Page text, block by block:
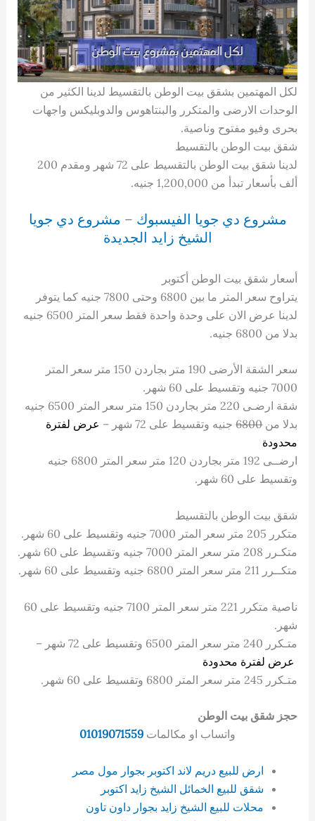
لكل المهتمين بشقق بيت الوطن بالتقسيط لدينا الكثير من
الوحدات الارضى والمتكرر والبنتاهوس والدوبليكس واجهات
بحرى وفيو مفتوح وناصية.
شقق بيت الوطن بالتقسيط
لدينا شقق بيت الوطن بالتقسيط على 72 شهر ومقدم 200
ألف بأسعار تبدأ من 1,200,000 جنيه.
مشروع دي جويا الفيسبوك – مشروع دي جويا
الشيخ زايد الجديدة
أسعار شقق بيت الوطن أكتوبر
يتراوح سعر المتر ما بين 6800 وحتى 7800 جنيه كما يتوفر
لدينا عرض الان على وحدة واحدة فقط سعر المتر 6500 جنيه
بدلا من 6800 جنيه.
سعر الشقة الأرضى 190 متر بجاردن 150 متر سعر المتر
7000 جنيه وتقسيط على 60 شهر.
شقة ارضـى 220 متر بجاردن 150 متر سعر المتر 6500 جنيه
بدلا من6800جنيه وتقسيط على 72 شهر –
عرض لفترة
محدودة
ارضــى 192 متر بجاردن 120 متر سعر المتر 6800 جنيه
وتقسيط على 60 شهر.
شقق بيت الوطن بالتقسيط
متكرر 205 متر سعر المتر 7000 جنيه وتقسيط على 60 شهر.
متكـرر 208 متر سعر المتر 7000 جنيه وتقسيط على 60 شهر.
متكــرر 211 متر سعر المتر 6800 جنيه وتقسيط على 60 شهر.
ناصية متكرر 221 متر سعر المتر 7100 جنيه وتقسيط على 60
شهر.
متـكرر 240 متر سعر المتر 6500 وتقسيط على 72 شهر –
عرض لفترة محدودة
متـكرر 245 متر سعر المتر 6800 وتقسيط على 60 شهر.
حجز شقق بيت الوطن
واتساب او مكالمات 01019071559
ارض للبيع دريم لاند اكتوبر بجوار مول مصر
شقق للبيع الخمائل الشيخ زايد اكتوبر
محلات للبيع الشيخ زايد بجوار داون تاون